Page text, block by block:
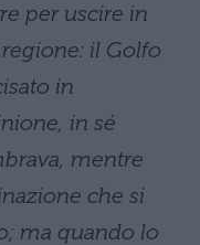
per uscire in
il Golfo
in
in sé
mentre
che si
ma quando lo